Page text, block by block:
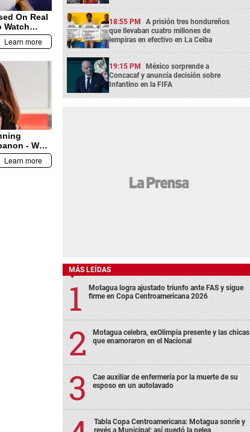
18:55 PM A prisión tres hondureños
que llevaban cuatro millones de
lempiras en efectivo en La Ceiba
19:15 PM México sorprende a
Concacaf y anuncia decisión sobre
Infantino en la FIFA
MÁS LEÍDAS
Motagua logra ajustado triunfo ante FAS y sigue
firme en Copa Centroamericana 2026
Motagua celebra, exOlimpia presente y las chicas
que enamoraron en el Nacional
Cae auxiliar de enfermería por la muerte de su
esposo en un autolavado
Tabla Copa Centroamericana: Motagua sonríe y